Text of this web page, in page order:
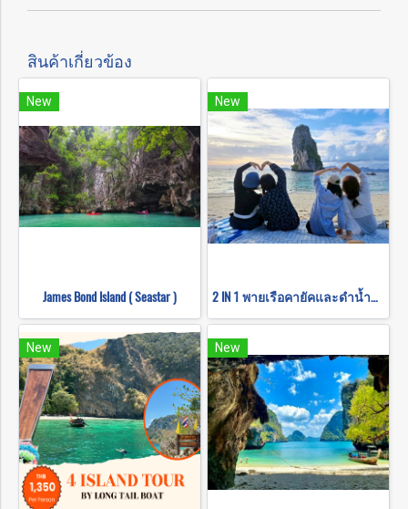
สินค้าเกี่ยวข้อง
New
James Bond Island ( Seastar )
New
2 IN 1 พายเรือคายัคและดำน้ำตื้นที่เกาะห้อง (โดยเรือหางยาว)
New New